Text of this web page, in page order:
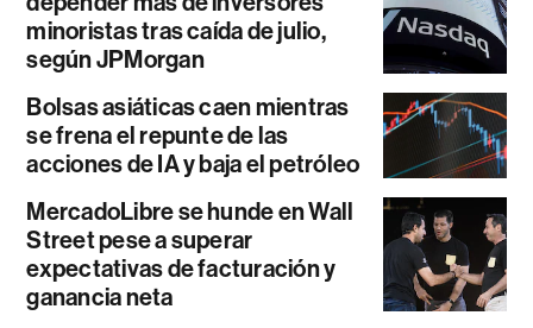
minoristas tras caída de julio,
según JPMorgan
Bolsas asiáticas caen mientras
se frena el repunte de las
acciones de IA y baja el petróleo
MercadoLibre se hunde en Wall
Street pese a superar
expectativas de facturación y
ganancia neta